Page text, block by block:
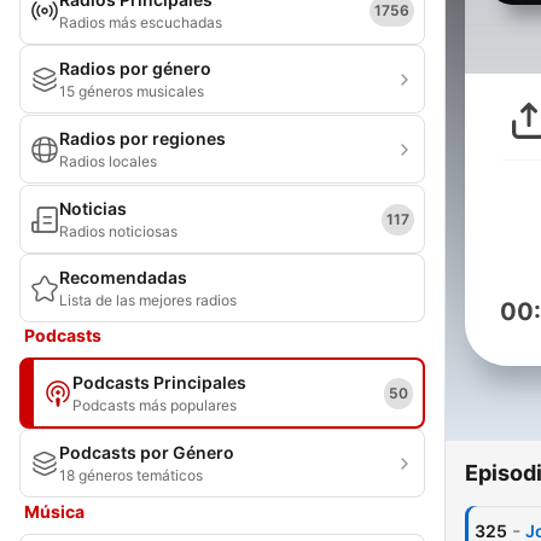
Radios más escuchadas
1756
Radios por género
15 géneros musicales
Radios por regiones
Radios locales
Noticias
Radios noticiosas
117
Recomendadas
Lista de las mejores radios
Podcasts
Podcasts Principales
Podcasts más populares
50
Podcasts por Género
18 géneros temáticos
Música
325 -